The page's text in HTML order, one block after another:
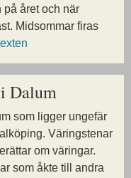
året och när
Midsommar firas
Dalum
som ligger ungefär
Väringstenar
om väringar.
som åkte till andra